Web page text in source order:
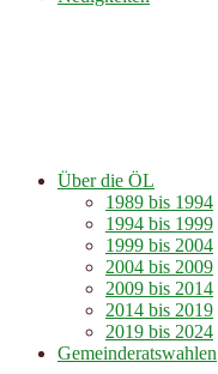
Über die ÖL
1989 bis 1994
1994 bis 1999
1999 bis 2004
2004 bis 2009
2009 bis 2014
2014 bis 2019
2019 bis 2024
Gemeinderatswahlen